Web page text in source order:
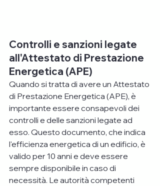
Controlli e sanzioni legate
all'Attestato di Prestazione
Energetica (APE)
Quando si tratta di avere un Attestato
di Prestazione Energetica (APE), è
importante essere consapevoli dei
controlli e delle sanzioni legate ad
esso. Questo documento, che indica
l'efficienza energetica di un edificio, è
valido per 10 anni e deve essere
sempre disponibile in caso di
necessità. Le autorità competenti